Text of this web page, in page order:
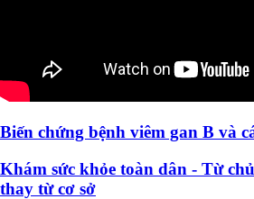
Biến chứng bệnh viêm gan B và
Khám sức khỏe toàn dân - Từ
thay từ cơ sở